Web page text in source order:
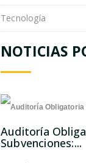
Tecnología
NOTICIAS
Auditoría
Subvenciones:...